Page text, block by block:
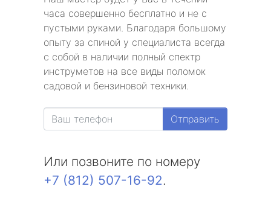
часа совершенно бесплатно и не с
пустыми руками. Благодаря большому
опыту за спиной у специалиста всегда
с собой в наличии полный спектр
инструметов на все виды поломок
садовой и бензиновой техники.
Отправить
Или позвоните по номеру
+7 (812) 507-16-92.